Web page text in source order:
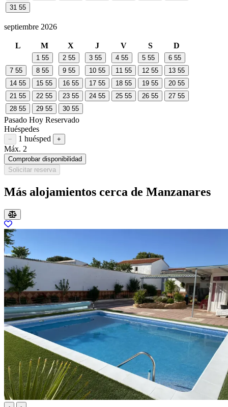
31 55
septiembre 2026
L M X J V S D
1 55 2 55 3 55 4 55 5 55 6 55
7 55 8 55 9 55 10 55 11 55 12 55 13 55
14 55 15 55 16 55 17 55 18 55 19 55 20 55
21 55 22 55 23 55 24 55 25 55 26 55 27 55
28 55 29 55 30 55
Pasado Hoy Reservado
Huéspedes
Restar huésped
− 1 huésped Sumar huésped
+
Máx. 2
Comprobar disponibilidad
Solicitar reserva
Más alojamientos cerca de Manzanares